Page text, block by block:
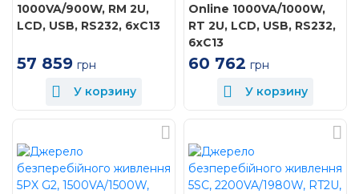
1000VA/900W, RM 2U,
LCD, USB, RS232, 6xC13
57 859 грн
У корзину
Online 1000VA/1000W,
RT 2U, LCD, USB, RS232,
6xC13
60 762 грн
У корзину